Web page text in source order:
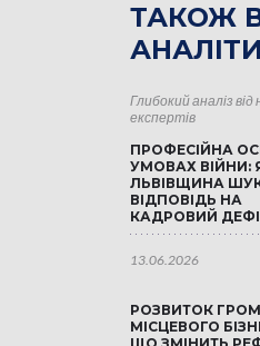
ТАКОЖ
Глибокий аналіз
експертів
ПРОФЕСІЙНА
УМОВАХ ВІЙНИ:
ЛЬВІВЩИНА
ВІДПОВІДЬ НА
КАДРОВИЙ
13.06.2026
РОЗВИТОК
МІСЦЕВОГО